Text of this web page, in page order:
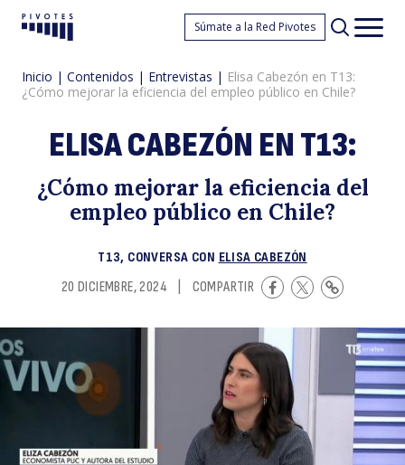
Pivotes Súmate a la Red Pivotes
Inicio | Contenidos | Entrevistas | Elisa Cabezón en T13:
¿Cómo mejorar la eficiencia del empleo público en Chile?
ELISA CABEZÓN EN T13:
¿Cómo mejorar la eficiencia del
empleo público en Chile?
T13, CONVERSA CON ELISA CABEZÓN
20 DICIEMBRE, 2024
COMPARTIR